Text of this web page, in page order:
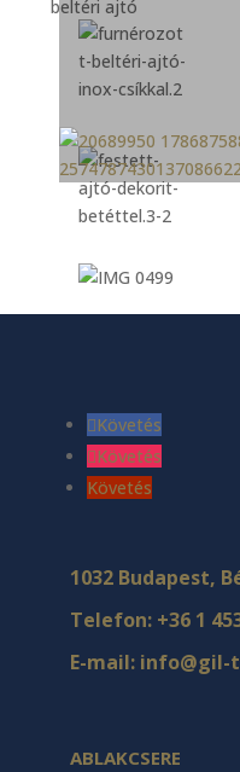
Követés
Követés
Követés
1032 Budapest,
Telefon: +36 1
E-mail: info@gil-
ABLAKCSERE